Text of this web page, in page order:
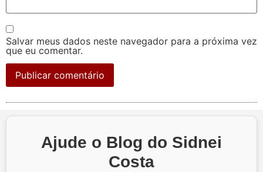
Salvar meus dados neste navegador para a próxima vez
que eu comentar.
Ajude o Blog do Sidnei
Costa